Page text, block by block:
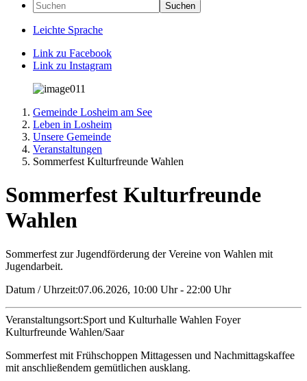
Suchen
Leichte Sprache
Link zu Facebook
Link zu Instagram
Gemeinde Losheim am See
Leben in Losheim
Unsere Gemeinde
Veranstaltungen
Sommerfest Kulturfreunde Wahlen
Sommerfest Kulturfreunde
Wahlen
Sommerfest zur Jugendförderung der Vereine von Wahlen mit
Jugendarbeit.
Datum / Uhrzeit:07.06.2026, 10:00 Uhr- 22:00 Uhr
Veranstaltungsort:Sport und Kulturhalle Wahlen Foyer
Kulturfreunde Wahlen/Saar
Sommerfest mit Frühschoppen Mittagessen und Nachmittagskaffee
mit anschließendem gemütlichen ausklang.